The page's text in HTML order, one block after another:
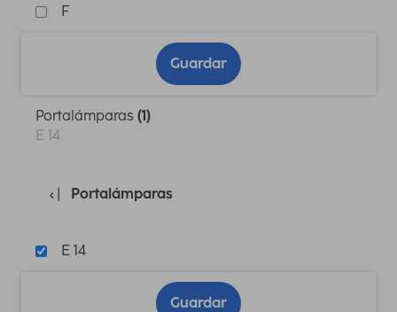
F
Guardar
Portalámparas (1)
E 14
Portalámparas
E 14
Guardar